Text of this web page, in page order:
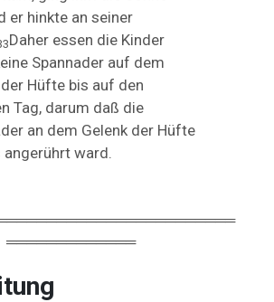
er hinkte an seiner
Daher essen die Kinder
Spannader auf dem
Hüfte bis auf den
Tag, darum daß die
an dem Gelenk der Hüfte
angerührt ward.
═════════════